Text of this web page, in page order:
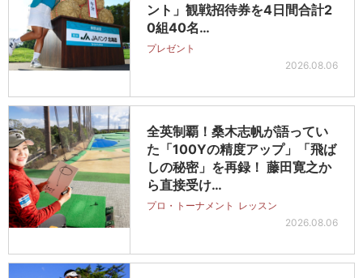
ント」観戦招待券を4日間合計2
0組40名…
プレゼント
2026.08.06
全英制覇！桑木志帆が語ってい
た「100Yの精度アップ」「飛ば
しの秘密」を再録！ 藤田寛之か
ら直接受け…
プロ・トーナメント レッスン
2026.08.06